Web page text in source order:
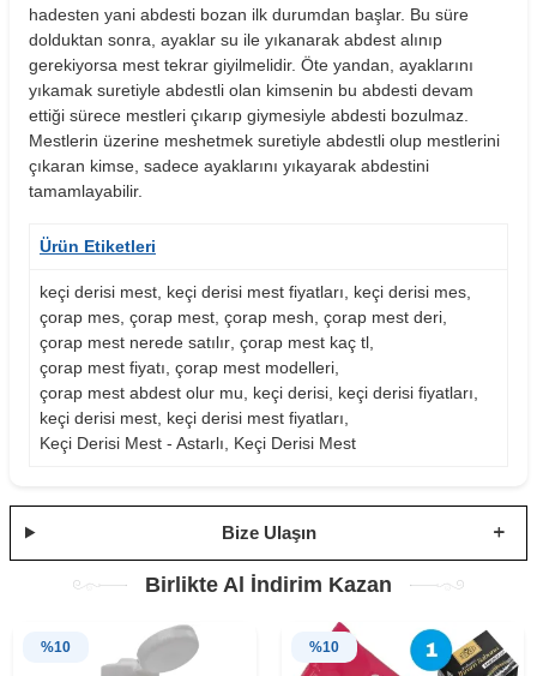
hadesten yani abdesti bozan ilk durumdan başlar. Bu süre
dolduktan sonra, ayaklar su ile yıkanarak abdest alınıp
gerekiyorsa mest tekrar giyilmelidir. Öte yandan, ayaklarını
yıkamak suretiyle abdestli olan kimsenin bu abdesti devam
ettiği sürece mestleri çıkarıp giymesiyle abdesti bozulmaz.
Mestlerin üzerine meshetmek suretiyle abdestli olup mestlerini
çıkaran kimse, sadece ayaklarını yıkayarak abdestini
tamamlayabilir.
Ürün Etiketleri
keçi derisi mest keçi derisi mest fiyatları keçi derisi mes
çorap mes çorap mest çorap mesh çorap mest deri
çorap mest nerede satılır çorap mest kaç tl
çorap mest fiyatı çorap mest modelleri
çorap mest abdest olur mu
keçi derisi keçi derisi fiyatları
keçi derisi mest keçi derisi mest fiyatları
Keçi Derisi Mest - Astarlı
Keçi Derisi Mest
Bize Ulaşın
Birlikte Al İndirim Kazan
%10 %10